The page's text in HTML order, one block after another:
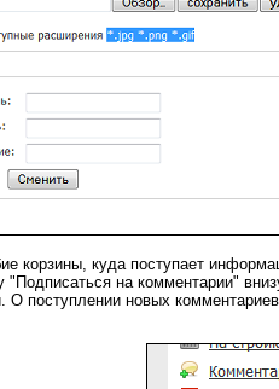
корзины, куда поступает
"Подписаться на комментарии"
О поступлении новых